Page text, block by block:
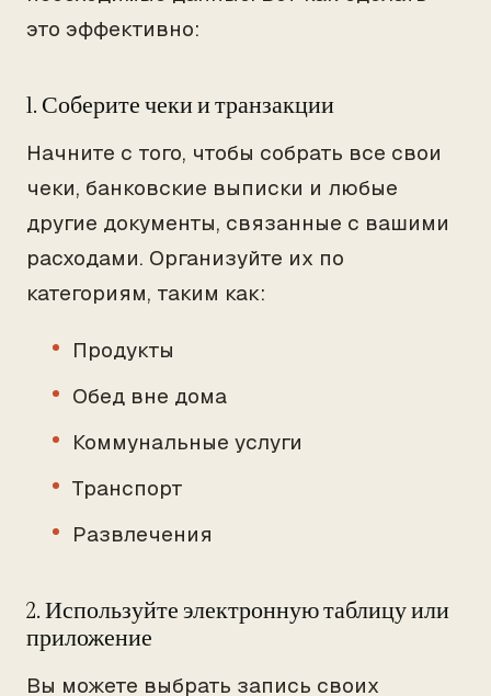
это эффективно:
1. Соберите чеки и транзакции
Начните с того, чтобы собрать все свои
чеки, банковские выписки и любые
другие документы, связанные с вашими
расходами. Организуйте их по
категориям, таким как:
Продукты
Обед вне дома
Коммунальные услуги
Транспорт
Развлечения
2. Используйте электронную таблицу или
приложение
Вы можете выбрать запись своих